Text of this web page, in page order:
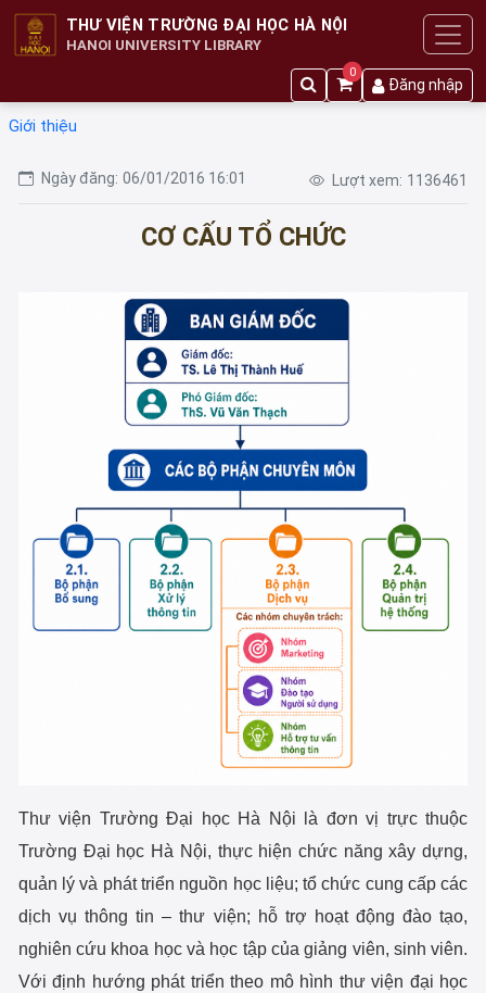
THƯ VIỆN TRƯỜNG ĐẠI HỌC HÀ NỘI
HANOI UNIVERSITY LIBRARY
0
Đăng nhập
Giới thiệu
Ngày đăng: 06/01/2016 16:01 Lượt xem: 1136461
CƠ CẤU TỔ CHỨC
Thư viện Trường Đại học Hà Nội là đơn vị trực thuộc
Trường Đại học Hà Nội, thực hiện chức năng xây dựng,
quản lý và phát triển nguồn học liệu; tổ chức cung cấp các
dịch vụ thông tin – thư viện; hỗ trợ hoạt động đào tạo,
nghiên cứu khoa học và học tập của giảng viên, sinh viên.
Với định hướng phát triển theo mô hình thư viện đại học